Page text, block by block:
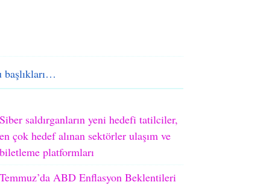
başlıkları…
Siber saldırganların yeni hedefi tatilciler,
en çok hedef alınan sektörler ulaşım ve
biletleme platformları
Temmuz’da ABD Enflasyon Beklentileri